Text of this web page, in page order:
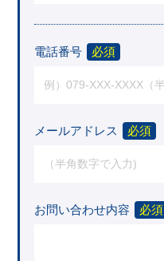
電話番号 必須
メールアドレス 必須
お問い合わせ内容 必須